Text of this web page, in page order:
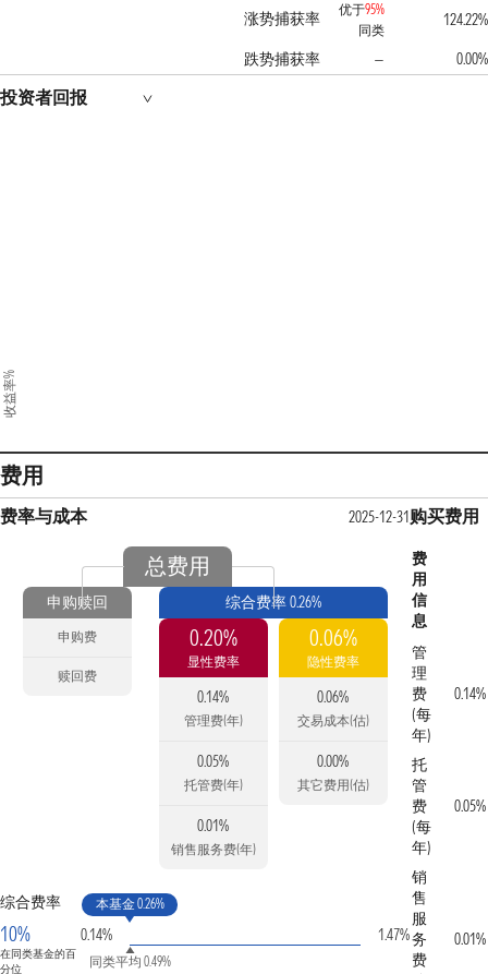
涨势捕获率 优于95%
同类
124.22%
跌势捕获率
— 0.00%
投资者回报
收益率%
费用
费率与成本 2025-12-31
总费用
申购赎回
申购费
赎回费
综合费率 0.26%
0.20%
显性费率
0.14%
管理费(年)
0.05%
托管费(年)
0.01%
销售服务费(年)
0.06%
隐性费率
0.06%
交易成本(估)
0.00%
其它费用(估)
综合费率
10%
在同类基金的百
分位
0.14%
本基金 0.26%
同类平均 0.49%
1.47%
购买费用
费
用
信
息
管
理
费
(每
年)
0.14%
托
管
费
(每
年)
0.05%
销
售
服
务
费
0.01%